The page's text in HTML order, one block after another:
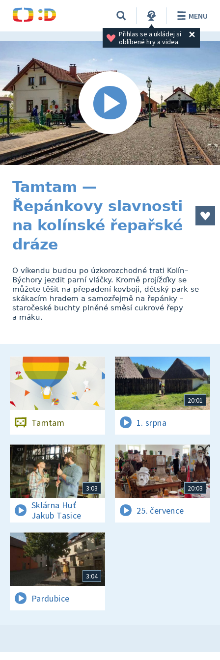
Přihlas se a ukládej si
oblíbené hry a videa.
MENU
Tamtam —
Řepánkovy slavnosti
na kolínské řepařské
dráze
O víkendu budou po úzkorozchodné trati Kolín–
Býchory jezdit parní vláčky. Kromě projížďky se
můžete těšit na přepadení kovboji, dětský park se
skákacím hradem a samozřejmě na řepánky –
staročeské buchty plněné směsí cukrové řepy
a máku.
Tamtam
20:01
1. srpna
3:03
Sklárna Huť
Jakub Tasice
20:03
25. července
3:04
Pardubice